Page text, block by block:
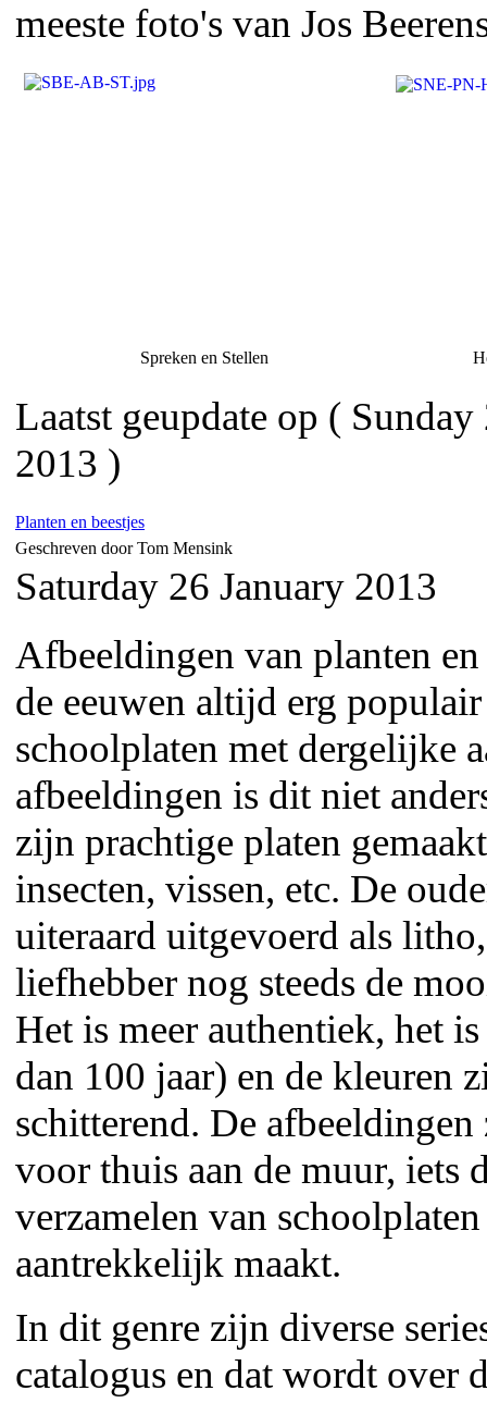
meeste foto's van Jos
Spreken en Stellen
Laatst geupdate op (
2013 )
Planten en beestjes
Geschreven door Tom Mensink
Saturday 26 January 2013
Afbeeldingen van planten
de eeuwen altijd erg
schoolplaten met dergelijke
afbeeldingen is dit niet
zijn prachtige platen
insecten, vissen, etc. De
uiteraard uitgevoerd als
liefhebber nog steeds de
Het is meer authentiek, het
dan 100 jaar) en de kleuren
schitterend. De
voor thuis aan de muur, iets
verzamelen van
aantrekkelijk maakt.
In dit genre zijn diverse
catalogus en dat wordt over